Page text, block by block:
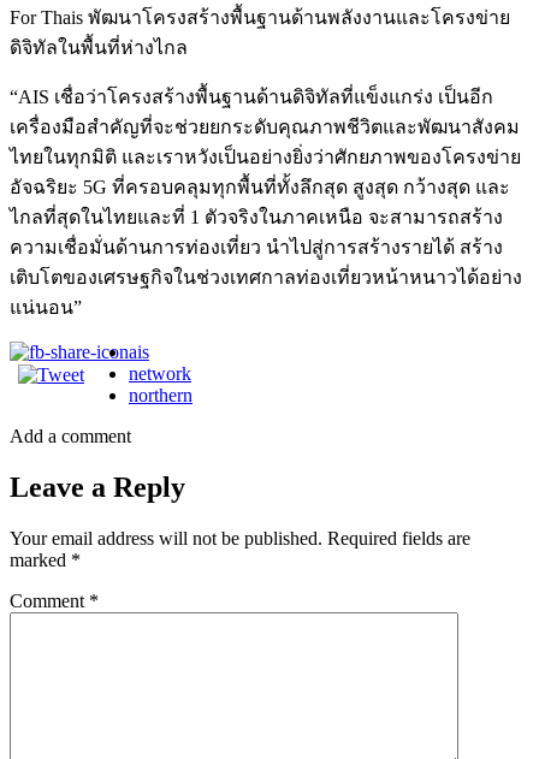
For Thais พัฒนาโครงสร้างพื้นฐานด้านพลังงานและโครงข่าย
ดิจิทัลในพื้นที่ห่างไกล
“AIS เชื่อว่าโครงสร้างพื้นฐานด้านดิจิทัลที่แข็งแกร่ง เป็นอีก
เครื่องมือสำคัญที่จะช่วยยกระดับคุณภาพชีวิตและพัฒนาสังคม
ไทยในทุกมิติ และเราหวังเป็นอย่างยิ่งว่าศักยภาพของโครงข่าย
อัจฉริยะ 5G ที่ครอบคลุมทุกพื้นที่ทั้งลึกสุด สูงสุด กว้างสุด และ
ไกลที่สุดในไทยและที่ 1 ตัวจริงในภาคเหนือ จะสามารถสร้าง
ความเชื่อมั่นด้านการท่องเที่ยว นำไปสู่การสร้างรายได้ สร้าง
เติบโตของเศรษฐกิจในช่วงเทศกาลท่องเที่ยวหน้าหนาวได้อย่าง
แน่นอน”
ais
network
northern
Add a comment
Leave a Reply
Your email address will not be published. Required fields are
marked *
Comment *